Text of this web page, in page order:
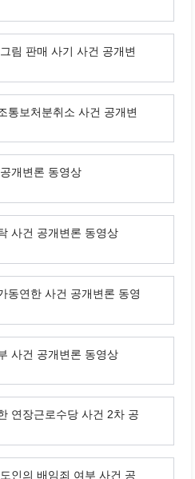
림 판매 사기 사건 공개변
통보처분취소 사건 공개변
개변론 동영상
사건 공개변론 동영상
동연한 사건 공개변론 동영
사건 공개변론 동영상
연장근로수당 사건 2차 공
인의 배임죄 여부 사건 공